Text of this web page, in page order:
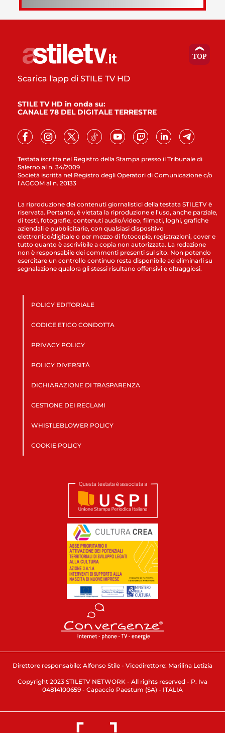
Testata iscritta nel Registro della Stampa presso il Tribunale di
Salerno al n. 34/2009
Società iscritta nel Registro degli Operatori di Comunicazione c/o
l’AGCOM al n. 20133
Scarica l'app di STILE TV HD
STILE TV HD in onda su:
CANALE 78 DEL DIGITALE TERRESTRE
La riproduzione dei contenuti giornalistici della testata STILETV è
riservata. Pertanto, è vietata la riproduzione e l’uso, anche parziale,
di testi, fotografie, contenuti audio/video, filmati, loghi, grafiche
aziendali e pubblicitarie, con qualsiasi dispositivo
elettronico/digitale o per mezzo di fotocopie, registrazioni, cover e
tutto quanto è ascrivibile a copia non autorizzata. La redazione
non è responsabile dei commenti presenti sul sito. Non potendo
esercitare un controllo continuo resta disponibile ad eliminarli su
segnalazione qualora gli stessi risultano offensivi e oltraggiosi.
POLICY EDITORIALE
CODICE ETICO CONDOTTA
PRIVACY POLICY
POLICY DIVERSITÀ
DICHIARAZIONE DI TRASPARENZA
GESTIONE DEI RECLAMI
WHISTLEBLOWER POLICY
COOKIE POLICY
Direttore responsabile: Alfonso Stile - Vicedirettore: Marilina Letizia
Copyright 2023 STILETV NETWORK - All rights reserved - P. Iva
04814100659 - Capaccio Paestum (SA) - ITALIA